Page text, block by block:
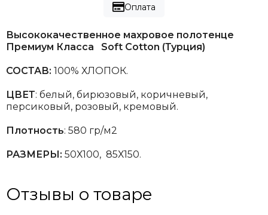
Оплата
Высококачественное махровое полотенце
Премиум Класса Soft Cotton (Турция)
СОСТАВ: 100% ХЛОПОК.
ЦВЕТ: белый, бирюзовый, коричневый,
персиковый, розовый, кремовый.
Плотность: 580 гр/м2
РАЗМЕРЫ: 50Х100, 85Х150.
Отзывы о товаре